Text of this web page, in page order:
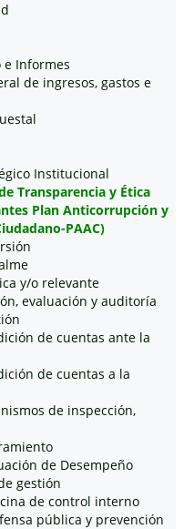
e Informes
de ingresos, gastos e
Institucional
Transparencia y Ética
Plan Anticorrupción y
PAAC)
y/o relevante
evaluación y auditoría
de cuentas ante la
de cuentas a la
de inspección,
de Desempeño
gestión
de control interno
pública y prevención